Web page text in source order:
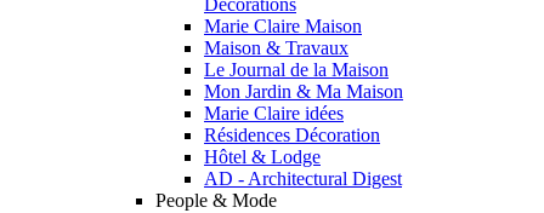
Décorations
Marie Claire Maison
Maison & Travaux
Le Journal de la Maison
Mon Jardin & Ma Maison
Marie Claire idées
Résidences Décoration
Hôtel & Lodge
AD - Architectural Digest
People & Mode